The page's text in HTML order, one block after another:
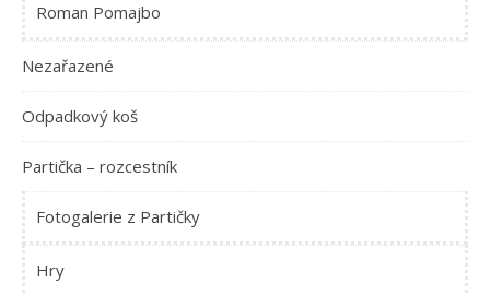
Roman Pomajbo
Nezařazené
Odpadkový koš
Partička – rozcestník
Fotogalerie z Partičky
Hry